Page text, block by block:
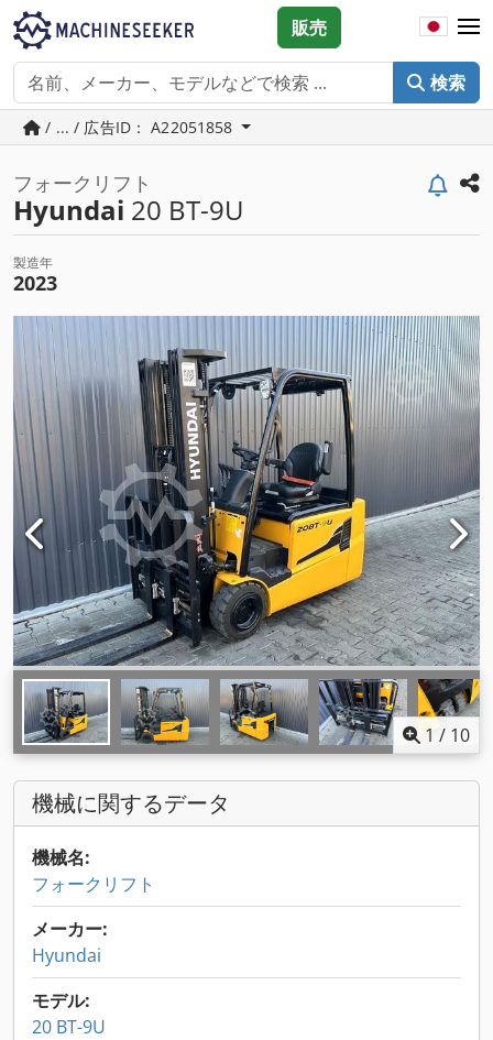
検索
販売
/ ... / 広告ID： A22051858
フォークリフト
Hyundai 20 BT-9U
製造年
2023
1 / 10
機械に関するデータ
機械名:
フォークリフト
メーカー:
Hyundai
モデル:
20 BT-9U